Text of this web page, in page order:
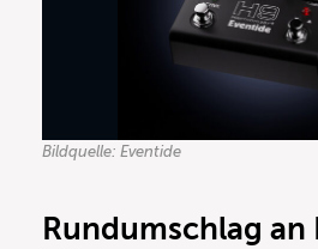
Bildquelle: Eventide
Rundumschlag an